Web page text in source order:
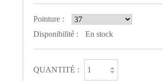
Pointure :
Disponibilité :
En stock
QUANTITÉ :